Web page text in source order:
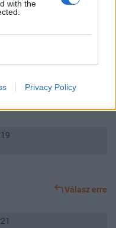
with the
Privacy Policy
Válasz erre